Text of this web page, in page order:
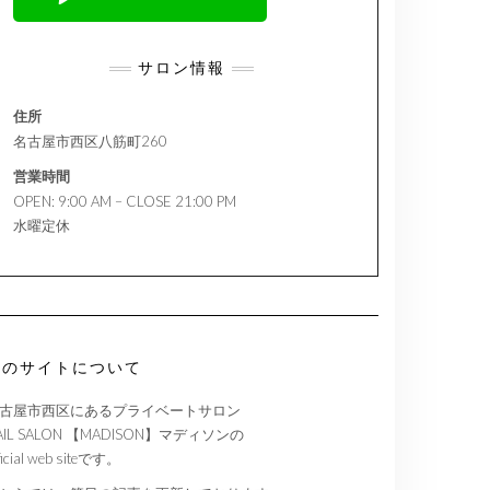
サロン情報
住所
名古屋市西区八筋町260
営業時間
OPEN: 9:00 AM – CLOSE 21:00 PM
水曜定休
のサイトについて
屋市西区にあるプライベートサロン
SALON 【MADISON】マディソンの
web siteです。